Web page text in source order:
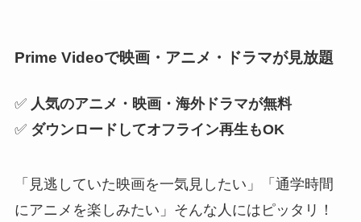
Prime Videoで映画・アニメ・ドラマが見放題
✅ 人気のアニメ・映画・海外ドラマが無料
✅ ダウンロードしてオフライン再生もOK
「見逃していた映画を一気見したい」「通学時間
にアニメを楽しみたい」そんな人にはピッタリ！